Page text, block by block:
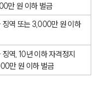
만 원 이하 벌금
징역 또는 3,000만 원 이하
역, 10년 이하 자격정지
만 원 이하 벌금